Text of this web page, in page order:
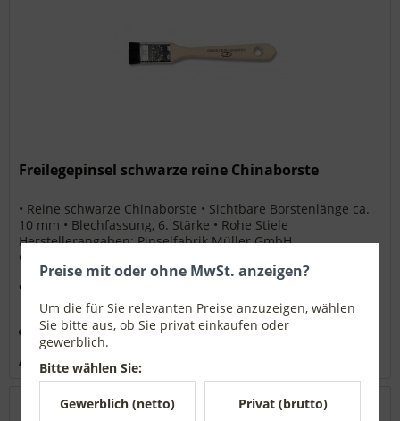
Freilegepinsel schwarze reine Chinaborste
• Reine schwarze Chinaborste • Sichtbare Borstenlänge ca.
10 mm • Blechfassung, 6. Stärke • Rohe Stiele
Herstellerangaben: Pinselfabrik Müller GmbH
Gewerbestraße Ost 2 91452 Wilhermsdorf
info@pinselmueller.de
ab 4,83 € *
Merken
Artikel-Nr.: 1728125
Preise mit oder ohne MwSt. anzeigen?
Um die für Sie relevanten Preise anzuzeigen, wählen
Sie bitte aus, ob Sie privat einkaufen oder
gewerblich.
Bitte wählen Sie:
Gewerblich (netto) Privat (brutto)